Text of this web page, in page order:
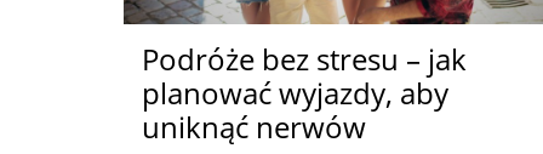
Podróże bez stresu – jak
planować wyjazdy, aby
uniknąć nerwów